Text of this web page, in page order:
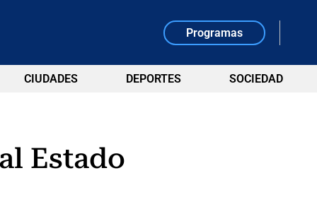
Programas
CIUDADES DEPORTES SOCIEDAD
Estado